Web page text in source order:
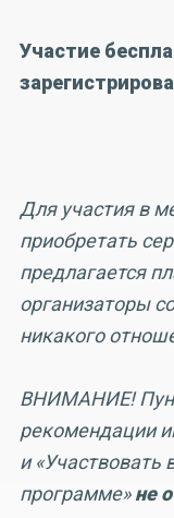
Участие
Для участия в
приобретать
предлагается
организаторы
никакого
ВНИМАНИЕ!
рекомендации
и «Участвовать
программе»не